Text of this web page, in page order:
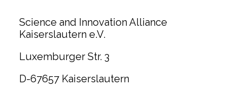
Science and Innovation Alliance
Kaiserslautern e.V.
Luxemburger Str. 3
D-67657 Kaiserslautern